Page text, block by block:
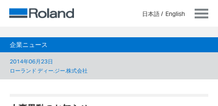
日本語 English
企業ニュース
2014年06月23日
ローランド ディー.ジー.株式会社